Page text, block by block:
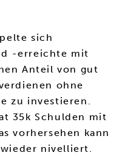
sich
-erreichte mit
Anteil von gut
ohne
zu investieren.
35k Schulden mit
vorhersehen kann
nivelliert.